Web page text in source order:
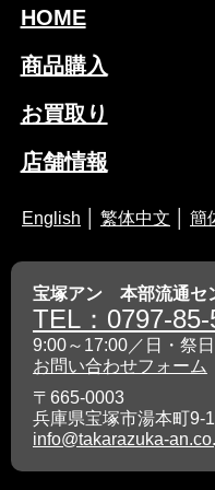
HOME
商品購入
お買取り
店舗情報
English 繁体中文 簡
宝塚アン 本部流通セ
TEL：0797-
9:00～17:00／日・祭日
お問い合わせフォーム
〒665-0003
兵庫県宝塚市湯本町9-
info@takarazuka-